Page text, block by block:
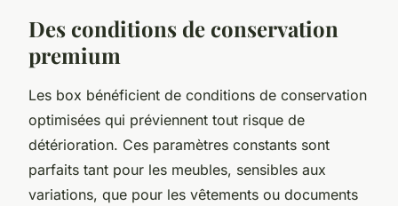
Des conditions de conservation
premium
Les box bénéficient de conditions de conservation
optimisées qui préviennent tout risque de
détérioration. Ces paramètres constants sont
parfaits tant pour les meubles, sensibles aux
variations, que pour les vêtements ou documents